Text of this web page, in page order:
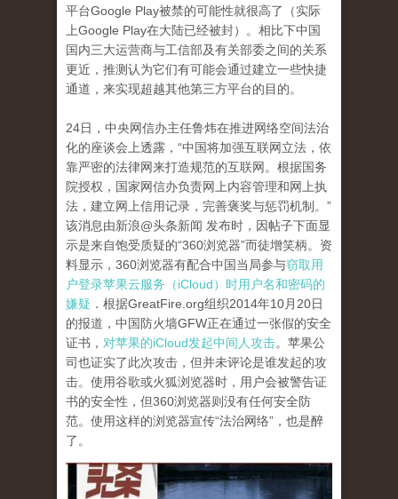
平台Google Play被禁的可能性就很高了（实际
上Google Play在大陆已经被封）。相比下中国
国内三大运营商与工信部及有关部委之间的关系
更近，推测认为它们有可能会通过建立一些快捷
通道，来实现超越其他第三方平台的目的。
24日，中央网信办主任鲁炜在推进网络空间法治
化的座谈会上透露，“中国将加强互联网立法，依
靠严密的法律网来打造规范的互联网。根据国务
院授权，国家网信办负责网上内容管理和网上执
法，建立网上信用记录，完善褒奖与惩罚机制。”
该消息由新浪@头条新闻 发布时，因帖子下面显
示是来自饱受质疑的“360浏览器”而徒增笑柄。资
料显示，360浏览器有配合中国当局参与窃取用
户登录苹果云服务（iCloud）时用户名和密码的
嫌疑 ．根据GreatFire.org组织2014年10月20日
的报道，中国防火墙GFW正在通过一张假的安全
证书， 对苹果的iCloud发起中间人攻击。苹果公
司也证实了此次攻击，但并未评论是谁发起的攻
击。使用谷歌或火狐浏览器时，用户会被警告证
书的安全性，但360浏览器则没有任何安全防
范。使用这样的浏览器宣传“法治网络”，也是醉
了。